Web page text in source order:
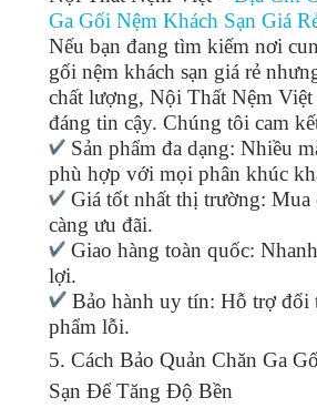
Ga Gối Nệm Khách Sạn Giá
Nếu bạn đang tìm kiếm nơi
gối nệm khách sạn giá rẻ
chất lượng, Nội Thất Nệm Việt
đáng tin cậy. Chúng tôi cam
Sản phẩm đa dạng: Nhiều
phù hợp với mọi phân khúc
Giá tốt nhất thị trường: Mua
càng ưu đãi.
Giao hàng toàn quốc:
lợi.
Bảo hành uy tín: Hỗ trợ đổi
phẩm lỗi.
5. Cách Bảo Quản Chăn Ga
Sạn Để Tăng Độ Bền